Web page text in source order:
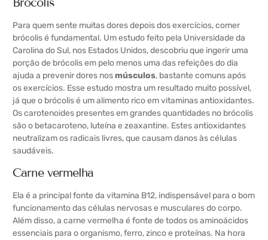
Para quem sente muitas dores depois dos exercícios, comer
brócolis é fundamental. Um estudo feito pela Universidade da
Carolina do Sul, nos Estados Unidos, descobriu que ingerir uma
porção de brócolis em pelo menos uma das refeições do dia
ajuda a prevenir dores nosmúsculos, bastante comuns após
os exercícios. Esse estudo mostra um resultado muito possível,
já que o brócolis é um alimento rico em vitaminas antioxidantes.
Os carotenoides presentes em grandes quantidades no brócolis
são o betacaroteno, luteína e zeaxantine. Estes antioxidantes
neutralizam os radicais livres, que causam danos às células
saudáveis.
Carne vermelha
Ela é a principal fonte da vitamina B12, indispensável para o bom
funcionamento das células nervosas e musculares do corpo.
Além disso, a carne vermelha é fonte de todos os aminoácidos
essenciais para o organismo, ferro, zinco e proteínas. Na hora